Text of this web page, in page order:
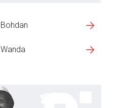
Bohdan
Wanda